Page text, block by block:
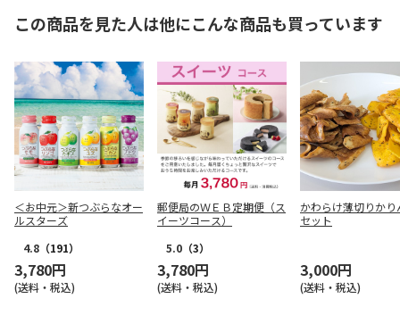
この商品を見た人は他にこんな商品も買っています
＜お中元＞新つぶらなオー
ルスターズ
4.8 （191）
3,780円
(送料・税込)
郵便局のＷＥＢ定期便（ス
イーツコース）
5.0 （3）
3,780円
(送料・税込)
かわらけ薄切りかり
セット
3,000円
(送料・税込)